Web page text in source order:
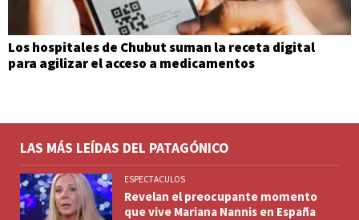
Los hospitales de Chubut suman la receta digital
para agilizar el acceso a medicamentos
LAS MÁS LEÍDAS DEL PATAGÓNICO
ESPECTACULOS
Revelan el preocupante momento
que vive Mariana Nannis en España